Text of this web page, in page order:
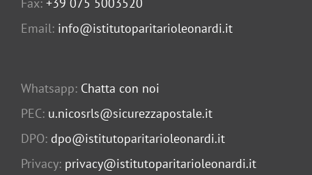
Email: info@istitutoparitarioleonardi.it
Whatsapp: Chatta con noi
PEC: u.nicosrls@sicurezzapostale.it
DPO: dpo@istitutoparitarioleonardi.it
Privacy: privacy@istitutoparitarioleonardi.it